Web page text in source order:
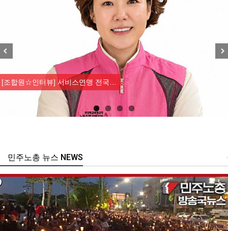
[조합원☆인터뷰] 서비스연맹 전국…
주노총 뉴스 NEWS